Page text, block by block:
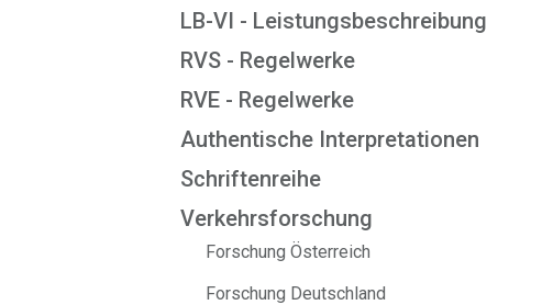
LB-VI - Leistungsbeschreibung
RVS - Regelwerke
RVE - Regelwerke
Authentische Interpretationen
Schriftenreihe
Verkehrsforschung
Forschung Österreich
Forschung Deutschland